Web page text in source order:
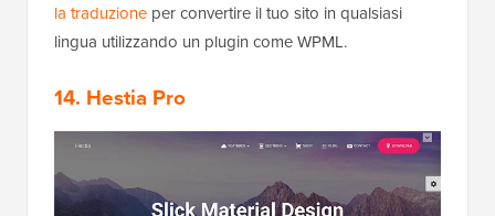
la traduzione per convertire il tuo sito in qualsiasi
lingua utilizzando un plugin come WPML.
14. Hestia Pro